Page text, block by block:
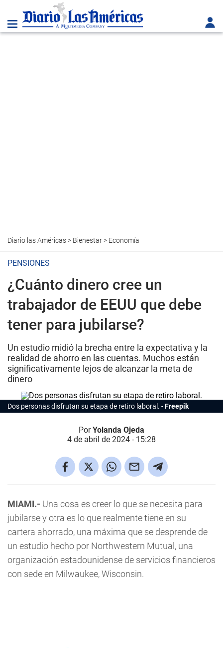
Diario las Américas> Bienestar> Economía
PENSIONES
¿Cuánto dinero cree un
trabajador de EEUU que debe
tener para jubilarse?
Un estudio midió la brecha entre la expectativa y la
realidad de ahorro en las cuentas. Muchos están
significativamente lejos de alcanzar la meta de
dinero
Dos personas disfrutan su etapa de retiro laboral. Freepik
PorYolanda Ojeda
4 de abril de 2024 - 15:28
MIAMI.- Una cosa es creer lo que se necesita para
jubilarse y otra es lo que realmente tiene en su
cartera ahorrado, una máxima que se desprende de
un estudio hecho por Northwestern Mutual, una
organización estadounidense de servicios financieros
con sede en Milwaukee, Wisconsin.